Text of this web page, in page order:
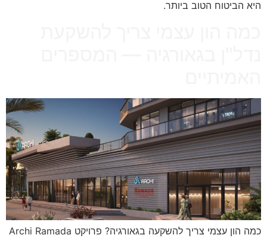
היא הביטוח הטוב ביותר.
כמה הון עצמי צריך להשקעה בגאורגיה? פרויקט Archi Ramada